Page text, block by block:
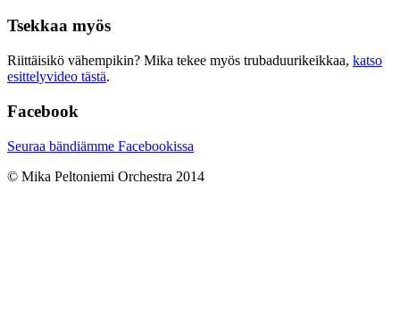
Tsekkaa myös
Riittäisikö vähempikin? Mika tekee myös trubaduurikeikkaa, katso
esittelyvideo tästä.
Facebook
Seuraa bändiämme Facebookissa
© Mika Peltoniemi Orchestra 2014